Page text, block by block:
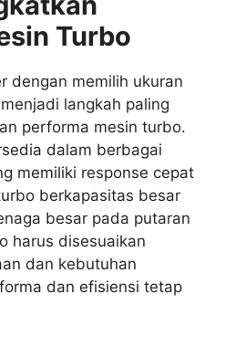
Turbo
dengan memilih ukuran
langkah paling
performa mesin turbo.
dalam berbagai
memiliki response cepat
berkapasitas besar
besar pada putaran
harus disesuaikan
dan kebutuhan
dan efisiensi tetap